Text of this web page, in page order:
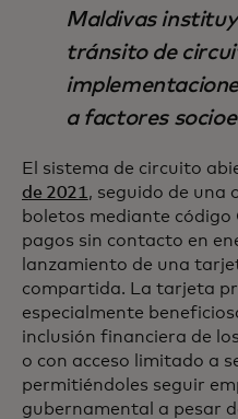
Maldivas
tránsito de
a factores
El sistema de circuito
de 2021, seguido de una
boletos mediante código
pagos sin contacto en
lanzamiento de una
compartida. La tarjeta
especialmente
inclusión financiera de
o con acceso limitado a
permitiéndoles seguir
gubernamental a pesar